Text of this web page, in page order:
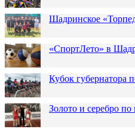
Шадринское
«СпортЛето» в
Кубок губернатора
Золото и серебро